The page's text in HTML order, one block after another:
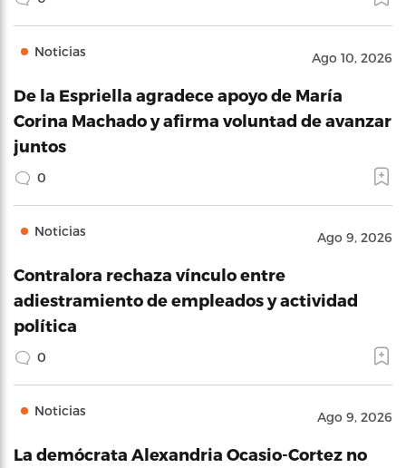
Noticias Ago 10, 2026
De la Espriella agradece apoyo de María
Corina Machado y afirma voluntad de avanzar
juntos
0
Noticias Ago 9, 2026
Contralora rechaza vínculo entre
adiestramiento de empleados y actividad
política
0
Noticias Ago 9, 2026
La demócrata Alexandria Ocasio-Cortez no